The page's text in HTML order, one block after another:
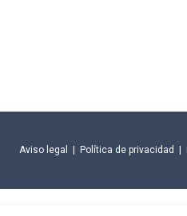
Aviso legal Política de privacidad